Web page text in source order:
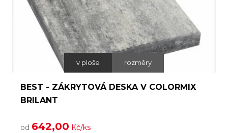
v ploše rozměry
BEST - ZÁKRYTOVÁ DESKA V COLORMIX
BRILANT
od 642,00 Kč/ks